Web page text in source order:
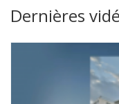
Dernières